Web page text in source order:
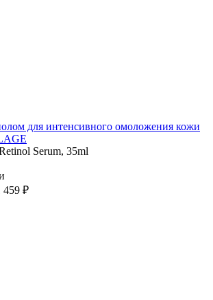
для интенсивного омоложения кожи
Serum, 35ml
459 ₽